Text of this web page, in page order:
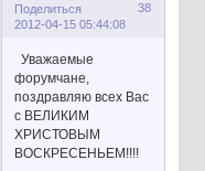
Поделиться
38
2012-04-15 05:44:08
Уважаемые
форумчане,
поздравляю всех Вас
с ВЕЛИКИМ
ХРИСТОВЫМ
ВОСКРЕСЕНЬЕМ!!!!